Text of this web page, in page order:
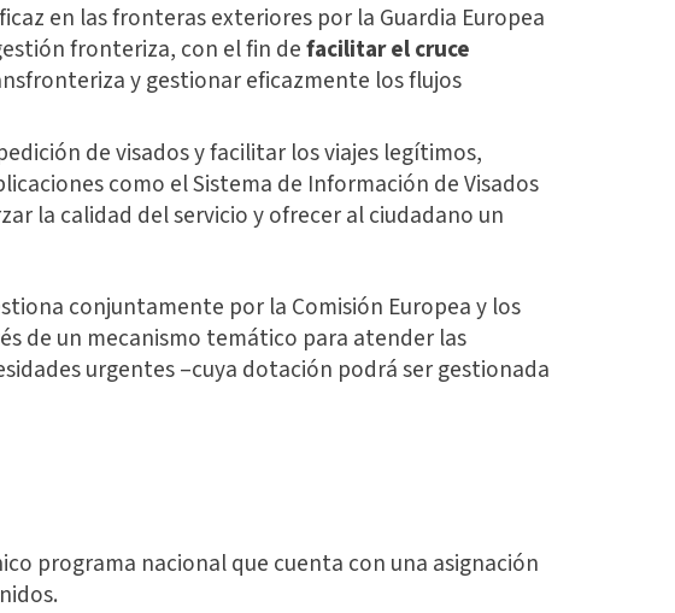
en las fronteras exteriores por la Guardia Europea
fronteriza, con el fin defacilitar el cruce
y gestionar eficazmente los flujos
de visados y facilitar los viajes legítimos,
como el Sistema de Información de Visados
la calidad del servicio y ofrecer al ciudadano un
conjuntamente por la Comisión Europea y los
de un mecanismo temático para atender las
urgentes –cuya dotación podrá ser gestionada
programa nacional que cuenta con una asignación